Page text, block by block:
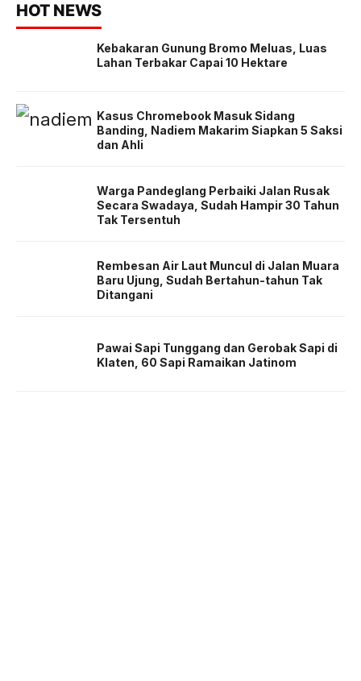
HOT NEWS
Kebakaran Gunung Bromo Meluas, Luas
Lahan Terbakar Capai 10 Hektare
Kasus Chromebook Masuk Sidang
Banding, Nadiem Makarim Siapkan 5 Saksi
dan Ahli
Warga Pandeglang Perbaiki Jalan Rusak
Secara Swadaya, Sudah Hampir 30 Tahun
Tak Tersentuh
Rembesan Air Laut Muncul di Jalan Muara
Baru Ujung, Sudah Bertahun-tahun Tak
Ditangani
Pawai Sapi Tunggang dan Gerobak Sapi di
Klaten, 60 Sapi Ramaikan Jatinom